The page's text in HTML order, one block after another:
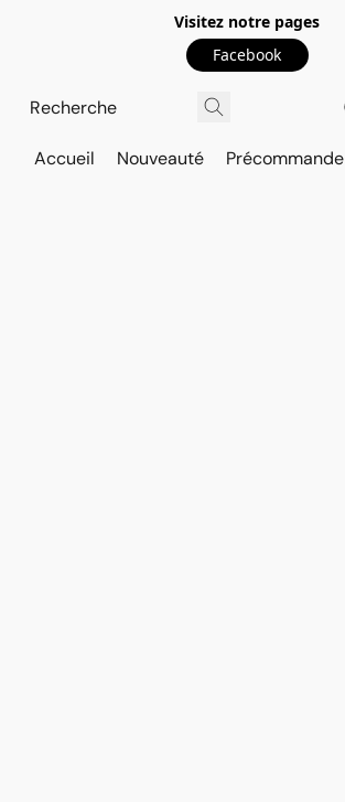
Visitez notre pages
Facebook
Accueil Nouveauté Précommande